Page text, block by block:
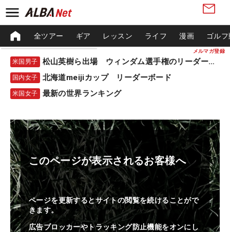
メルマガ登録
全ツアー ギア レッスン ライフ 漫画 ゴル
米国男子 松山英樹ら出場 ウィンダム選手権のリーダーボード
国内女子 北海道meijiカップ リーダーボード
米国女子 最新の世界ランキング
このページが表示されるお客様へ
ページを更新するとサイトの閲覧を続けることがで
きます。
広告ブロッカーやトラッキング防止機能をオンにし